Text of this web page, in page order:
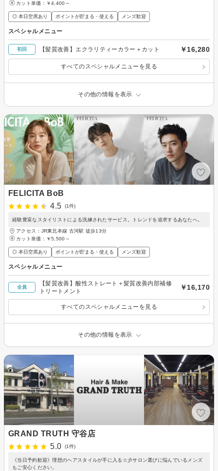
カット単価： ￥4,400～
◎ 本日空席あり ポイントが貯まる・使える メンズ歓迎
スペシャルメニュー
初回 【髪質改善】エクラリティーカラー＋カット ￥16,280
すべてのスペシャルメニューを見る
その他の情報を表示
FELICITA BoB
4.5
(1件)
経験豊富なスタイリストによる洗練されたサービス。トレンドを追求するあなたへ。
アクセス：JR東北本線 古河駅 徒歩13分
カット単価： ￥5,500～
◎ 本日空席あり ポイントが貯まる・使える メンズ歓迎
スペシャルメニュー
全員
【髪質改善】酸性ストレート＋髪質改善内部補修
トリートメント
￥16,170
すべてのスペシャルメニューを見る
その他の情報を表示
GRAND TRUTH 守谷店
5.0
(1件)
《当日予約歓迎》理想のヘアスタイルが手に入る☆彡サロン選びに悩んでいるメンズ
もご安心ください。